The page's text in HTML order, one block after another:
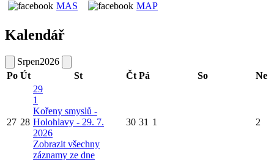
MAS MAP
Kalendář
Srpen2026
Po Út St Čt Pá So Ne
27 28
29
1
Kořeny smyslů -
Holohlavy - 29. 7.
2026
Zobrazit všechny
záznamy ze dne
30 31 1 2